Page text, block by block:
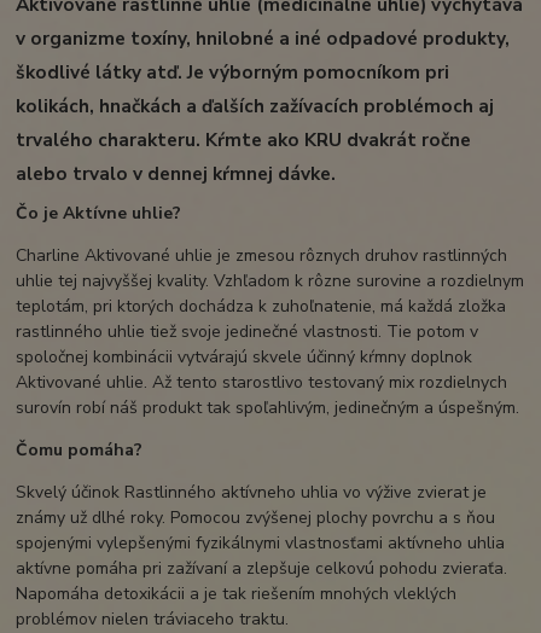
v organizme toxíny, hnilobné a iné odpadové produkty,
škodlivé látky atď. Je výborným pomocníkom pri
kolikách, hnačkách a ďalších zažívacích problémoch aj
trvalého charakteru. Kŕmte ako KRU dvakrát ročne
alebo trvalo v dennej kŕmnej dávke.
Čo je Aktívne uhlie?
Charline Aktivované uhlie je zmesou rôznych druhov rastlinných
uhlie tej najvyššej kvality. Vzhľadom k rôzne surovine a rozdielnym
teplotám, pri ktorých dochádza k zuhoľnatenie, má každá zložka
rastlinného uhlie tiež svoje jedinečné vlastnosti. Tie potom v
spoločnej kombinácii vytvárajú skvele účinný kŕmny doplnok
Aktivované uhlie. Až tento starostlivo testovaný mix rozdielnych
surovín robí náš produkt tak spoľahlivým, jedinečným a úspešným.
Čomu pomáha?
Skvelý účinok Rastlinného aktívneho uhlia vo výžive zvierat je
známy už dlhé roky. Pomocou zvýšenej plochy povrchu a s ňou
spojenými vylepšenými fyzikálnymi vlastnosťami aktívneho uhlia
aktívne pomáha pri zažívaní a zlepšuje celkovú pohodu zvieraťa.
Napomáha detoxikácii a je tak riešením mnohých vleklých
problémov nielen tráviaceho traktu.